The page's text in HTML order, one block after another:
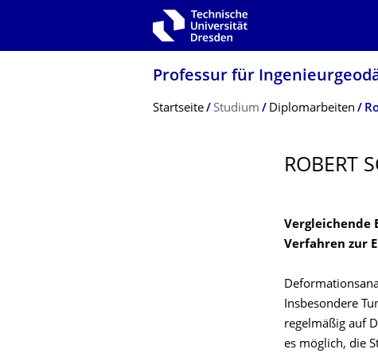
Zur Hauptnavigation springen
Professur für
Breadcrumb-Menü
Startseite Studium Diplomarbeiten
ROBERT
Vergleichende
Verfahren zur
Insbesondere
regelmäßig auf
es möglich, die